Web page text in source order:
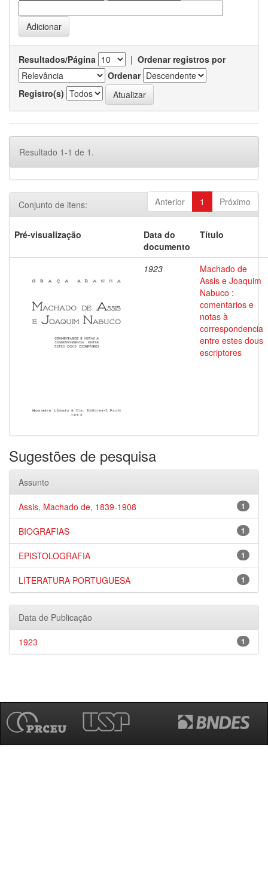
Resultados/Página | Ordenar registros por
Ordenar
Registro(s)
Resultado 1-1 de 1.
Anterior 1 Próximo
Conjunto de itens:
Pré-visualização
Data do
documento
Título
1923
Machado de
Assis e Joaquim
Nabuco :
comentarios e
notas à
correspondencia
entre estes dous
escriptores
Sugestões de pesquisa
Assunto
1
Assis, Machado de, 1839-1908
1
BIOGRAFIAS
1
EPISTOLOGRAFIA
1
LITERATURA PORTUGUESA
Data de Publicação
1
1923